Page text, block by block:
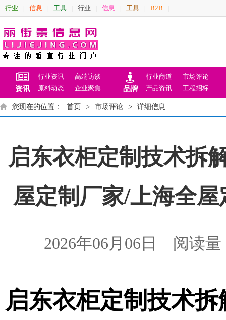
行业 信息 工具 行业 信息 工具 B2B
资讯
行业资讯
高端访谈
原料动态
企业聚焦 品牌
行业商道
市场评论
产品资讯
工程招标
您现在的位置： 首页 > 市场评论 > 详细信息
启东衣柜定制技术拆
屋定制厂家/上海全
2026年06月06日 阅读
启东衣柜定制技术